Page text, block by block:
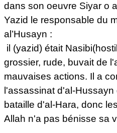
dans son oeuvre Siyar o
Yazid le responsable du
al’Husayn :
il (yazid) était
grossier, rude, buvait de
mauvaises actions. Il a
l'assassinat d'al-
bataille d'al-Hara, donc
Allah n'a pas bénisse sa